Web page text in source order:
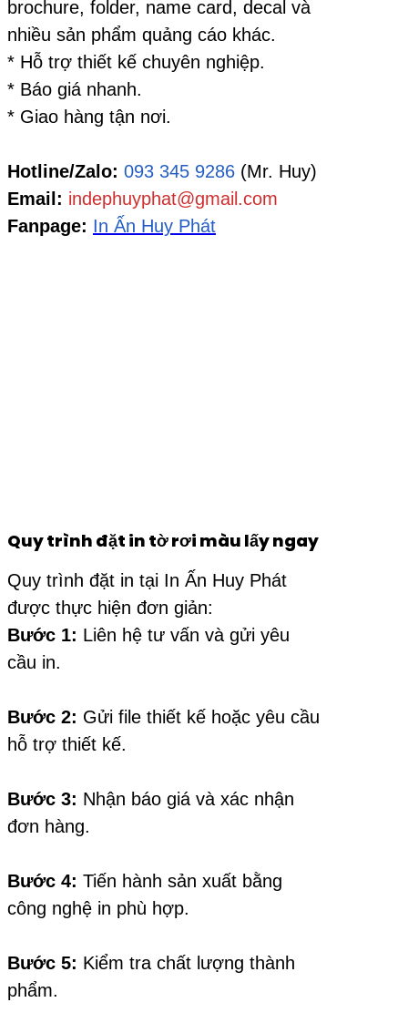
brochure, folder, name card, decal và
nhiều sản phẩm quảng cáo khác.
* Hỗ trợ thiết kế chuyên nghiệp.
* Báo giá nhanh.
* Giao hàng tận nơi.
Hotline/Zalo: 093 345 9286 (Mr. Huy)
Email: indephuyphat@gmail.com
Fanpage: In Ấn Huy Phát
Quy trình đặt in tờ rơi màu lấy ngay
Quy trình đặt in tại In Ấn Huy Phát
được thực hiện đơn giản:
Bước 1: Liên hệ tư vấn và gửi yêu
cầu in.
Bước 2: Gửi file thiết kế hoặc yêu cầu
hỗ trợ thiết kế.
Bước 3: Nhận báo giá và xác nhận
đơn hàng.
Bước 4: Tiến hành sản xuất bằng
công nghệ in phù hợp.
Bước 5: Kiểm tra chất lượng thành
phẩm.